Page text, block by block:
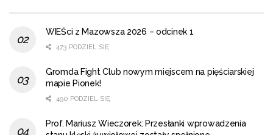
WIEŚci z Mazowsza 2026 – odcinek 1
473 PODZIEL SIĘ
Gromda Fight Club nowym miejscem na pięściarskiej
mapie Pionek!
490 PODZIEL SIĘ
Prof. Mariusz Wieczorek: Przesłanki wprowadzenia